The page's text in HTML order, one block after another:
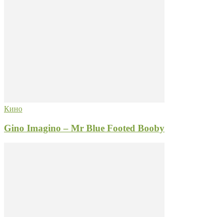
Кино
Gino Imagino – Mr Blue Footed Booby